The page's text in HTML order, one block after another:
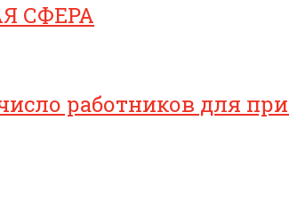
СФЕРА
работников для